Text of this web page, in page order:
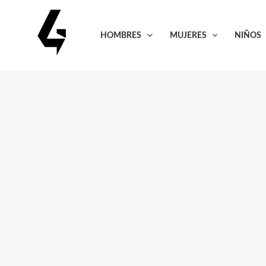
contenido
HOMBRES MUJERES NIÑOS